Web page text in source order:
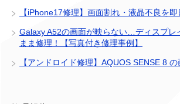
【iPhone17修理】画面割れ・液晶不良を即
Galaxy A52の画面が映らない…ディスプレ
まま修理！【写真付き修理事例】
【アンドロイド修理】AQUOS SENSE 8